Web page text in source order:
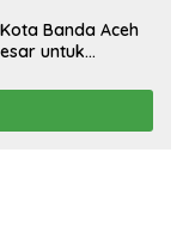
Banda Aceh
untuk